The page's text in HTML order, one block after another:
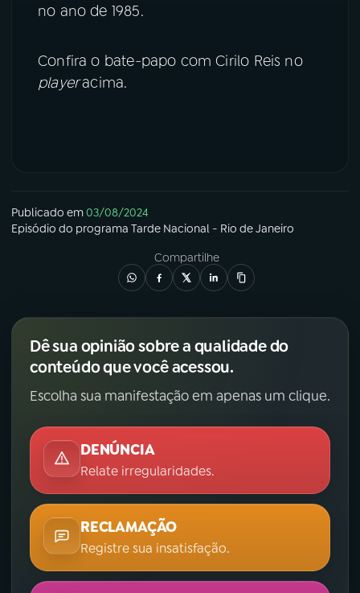
no ano de 1985.
Confira o bate-papo com Cirilo Reis no
playeracima.
Publicado em03/08/2024
Episódio do programa Tarde Nacional - Rio de Janeiro
Compartilhe
Dê sua opinião sobre a qualidade do
conteúdo que você acessou.
Escolha sua manifestação em apenas um clique.
DENÚNCIA
Relate irregularidades.
RECLAMAÇÃO
Registre sua insatisfação.